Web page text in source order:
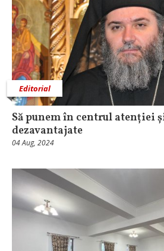
Editorial
Să punem în centrul atenției
dezavantajate
04 Aug, 2024